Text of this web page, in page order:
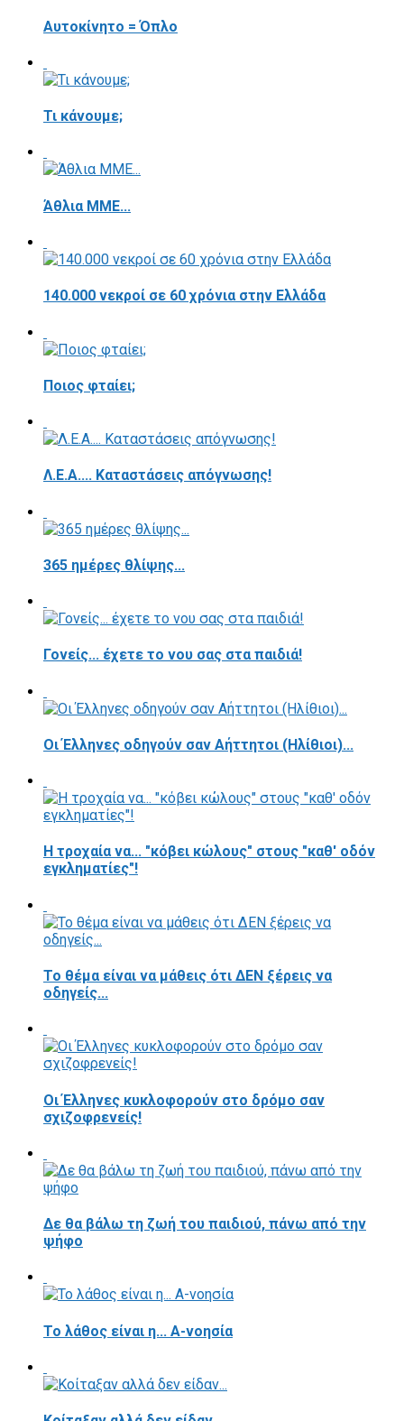
Αυτοκίνητο = Όπλο
Τι κάνουμε;
Άθλια ΜΜΕ...
140.000 νεκροί σε 60 χρόνια στην Ελλάδα
Ποιος φταίει;
Λ.Ε.Α.... Καταστάσεις απόγνωσης!
365 ημέρες θλίψης...
Γονείς... έχετε το νου σας στα παιδιά!
Οι Έλληνες οδηγούν σαν Αήττητοι (Ηλίθιοι)...
Η τροχαία να... "κόβει κώλους" στους "καθ' οδόν
εγκληματίες"!
Το θέμα είναι να μάθεις ότι ΔΕΝ ξέρεις να
οδηγείς...
Οι Έλληνες κυκλοφορούν στο δρόμο σαν
σχιζοφρενείς!
Δε θα βάλω τη ζωή του παιδιού, πάνω από την
ψήφο
Το λάθος είναι η... Α-νοησία